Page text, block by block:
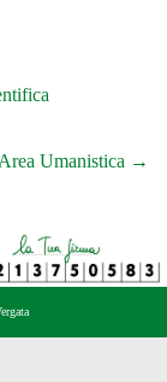
Umanistica →